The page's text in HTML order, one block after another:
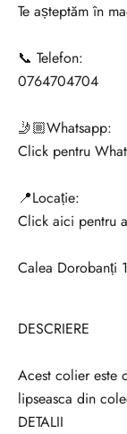
Te așteptăm în
📞 Telefon:
0764704704
🤳🏼Whatsapp:
Click pentru
📍Locație:
Click aici pentru
Calea Dorobanți
DESCRIERE
Acest colier este
lipseasca din
DETALII